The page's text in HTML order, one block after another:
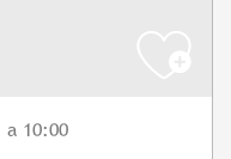
a 10:00